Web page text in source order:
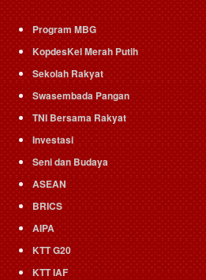
Program MBG
KopdesKel Merah Putih
Sekolah Rakyat
Swasembada Pangan
TNI Bersama Rakyat
Investasi
Seni dan Budaya
ASEAN
BRICS
AIPA
KTT G20
KTT IAF